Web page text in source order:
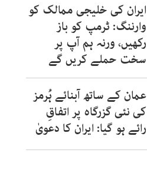
ایران کی خلیجی ممالک کو
وارننگ: ٹرمپ کو باز
رکھیں، ورنہ ہم آپ پر
سخت حملے کریں گے
عمان کے ساتھ آبنائے ہُرمز
کی نئی گزرگاہ پر اتفاقِ
رائے ہو گیا: ایران کا دعویٰ